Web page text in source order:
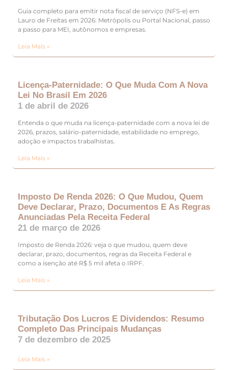
Guia completo para emitir nota fiscal de serviço (NFS-e) em
Lauro de Freitas em 2026: Metrópolis ou Portal Nacional, passo
a passo para MEI, autônomos e empresas.
Leia Mais »
Licença-Paternidade: O Que Muda Com A Nova
Lei No Brasil Em 2026
1 de abril de 2026
Entenda o que muda na licença-paternidade com a nova lei de
2026, prazos, salário-paternidade, estabilidade no emprego,
adoção e impactos trabalhistas.
Leia Mais »
Imposto De Renda 2026: O Que Mudou, Quem
Deve Declarar, Prazo, Documentos E As Regras
Anunciadas Pela Receita Federal
21 de março de 2026
Imposto de Renda 2026: veja o que mudou, quem deve
declarar, prazo, documentos, regras da Receita Federal e
como a isenção até R$ 5 mil afeta o IRPF.
Leia Mais »
Tributação Dos Lucros E Dividendos: Resumo
Completo Das Principais Mudanças
7 de dezembro de 2025
Leia Mais »